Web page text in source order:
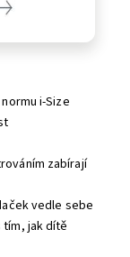
i-Size
zabírají
vedle sebe
jak dítě